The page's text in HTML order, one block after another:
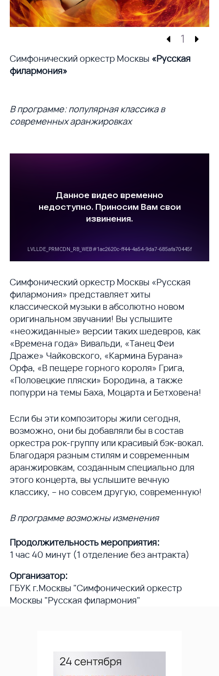
1
Симфонический оркестр Москвы «Русская
филармония»
В программе: популярная классика в
современных аранжировках
Симфонический оркестр Москвы «Русская
филармония» представляет хиты
классической музыки в абсолютно новом
оригинальном звучании! Вы услышите
«неожиданные» версии таких шедевров, как
«Времена года» Вивальди, «Танец Феи
Драже» Чайковского, «Кармина Бурана»
Орфа, «В пещере горного короля» Грига,
«Половецкие пляски» Бородина, а также
попурри на темы Баха, Моцарта и Бетховена!
Если бы эти композиторы жили сегодня,
возможно, они бы добавляли бы в состав
оркестра рок-группу или красивый бэк-вокал.
Благодаря разным стилям и современным
аранжировкам, созданным специально для
этого концерта, вы услышите вечную
классику, – но совсем другую, современную!
В программе возможны изменения
Продолжительность мероприятия:
1 час 40 минут (1 отделение без антракта)
Организатор:
ГБУК г.Москвы "Симфонический оркестр
Москвы "Русская филармония"